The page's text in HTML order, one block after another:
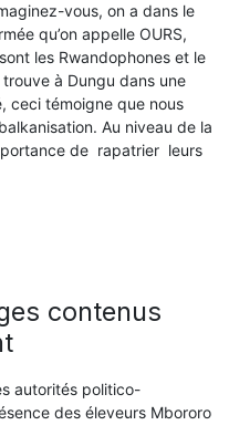
vous, on a dans le
qu’on appelle OURS,
les Rwandophones et le
à Dungu dans une
ceci témoigne que nous
Au niveau de la
de rapatrier leurs
contenus
autorités politico-
des éleveurs Mbororo